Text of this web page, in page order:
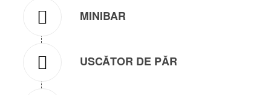
MINIBAR
USCĂTOR DE PĂR